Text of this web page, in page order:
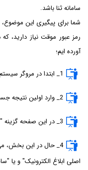
سامانه ثنا باشد.
شما برای پیگیری این
رمز عبور موقت نیاز دارید،
آورده ایم؛
1_ ابتدا در مروگر سیستم خود عبارت عدل ایران را جست جو نمایید.
2_ وارد اولین نتیجه جست و جو، یعنی؛ adliran شوید.
3_ در این صفحه گزینه "سامانه ابلاغ الکترونیک قضایی" را انتخاب کنید.
اصلی ابلاغ الکترونیک" و یا